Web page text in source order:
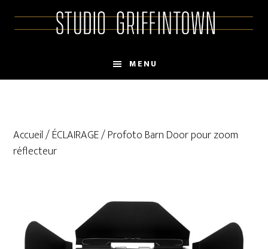
MENU
Accueil/ÉCLAIRAGE/ Profoto Barn Door pour zoom
réflecteur